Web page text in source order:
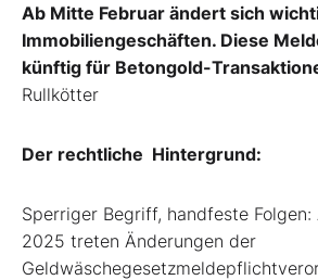
Ab Mitte Februar ändert sich
Immobiliengeschäften. Diese
künftig für Betongold-
Rullkötter
Der rechtliche Hintergrund:
Sperriger Begriff, handfeste Folgen:
2025 treten Änderungen der